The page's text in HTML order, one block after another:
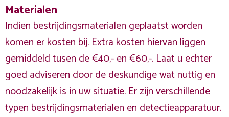
Materialen
Indien bestrijdingsmaterialen geplaatst worden
komen er kosten bij. Extra kosten hiervan liggen
gemiddeld tusen de €40,- en €60,-. Laat u echter
goed adviseren door de deskundige wat nuttig en
noodzakelijk is in uw situatie. Er zijn verschillende
typen bestrijdingsmaterialen en detectieapparatuur.